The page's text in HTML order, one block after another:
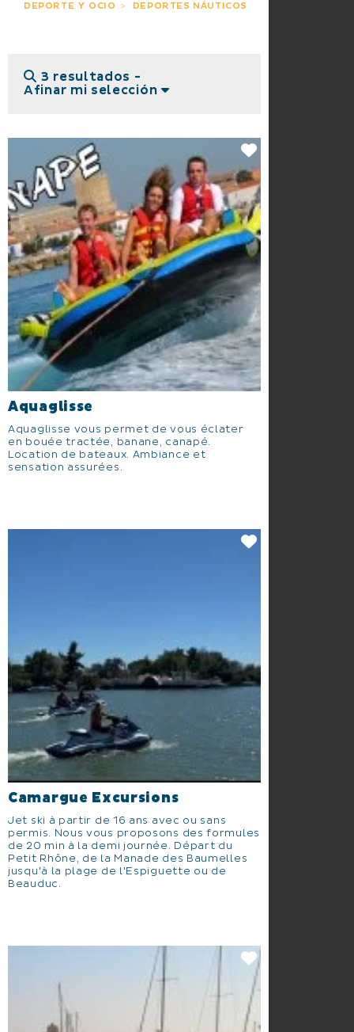
DEPORTE Y OCIO
DEPORTES NÁUTICOS
3 resultados -
Afinar mi selección
Aquaglisse
Aquaglisse vous permet de vous éclater
en bouée tractée, banane, canapé.
Location de bateaux. Ambiance et
sensation assurées.
Camargue Excursions
Jet ski à partir de 16 ans avec ou sans
permis. Nous vous proposons des formules
de 20 min à la demi journée. Départ du
Petit Rhône, de la Manade des Baumelles
jusqu'à la plage de l'Espiguette ou de
Beauduc.